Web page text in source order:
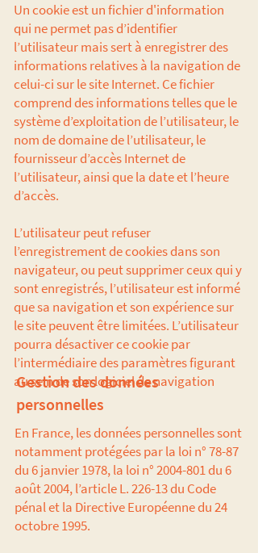
Un cookie est un fichier d'information
qui ne permet pas d’identifier
l’utilisateur mais sert à enregistrer des
informations relatives à la navigation de
celui-ci sur le site Internet. Ce fichier
comprend des informations telles que le
système d’exploitation de l’utilisateur, le
nom de domaine de l’utilisateur, le
fournisseur d’accès Internet de
l’utilisateur, ainsi que la date et l’heure
d’accès.
L’utilisateur peut refuser
l’enregistrement de cookies dans son
navigateur, ou peut supprimer ceux qui y
sont enregistrés, l’utilisateur est informé
que sa navigation et son expérience sur
le site peuvent être limitées. L’utilisateur
pourra désactiver ce cookie par
l’intermédiaire des paramètres figurant
au sein de son logiciel de navigation
Gestion des données
personnelles
En France, les données personnelles sont
notamment protégées par la loi n° 78-87
du 6 janvier 1978, la loi n°2004-801du 6
août 2004, l’article L. 226-13 du Code
pénal et la Directive Européenne du 24
octobre 1995.